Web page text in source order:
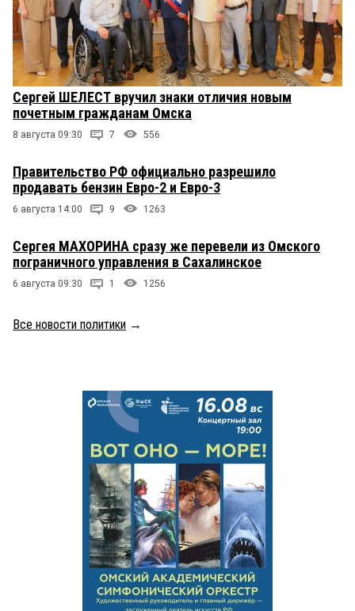
Сергей ШЕЛЕСТ вручил знаки отличия новым
почетным гражданам Омска
8 августа 09:30 7 556
Правительство РФ официально разрешило
продавать бензин Евро-2 и Евро-3
6 августа 14:00 9 1263
Сергея МАХОРИНА сразу же перевели из Омского
пограничного управления в Сахалинское
6 августа 09:30 1 1256
Все новости политики →